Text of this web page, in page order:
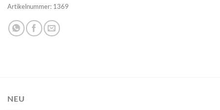
Artikelnummer: 1369
NEU